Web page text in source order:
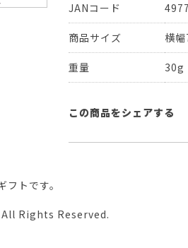
JANコード
商品サイズ 横
重量 30g
この商品をシェアする
トです。
Rights Reserved.